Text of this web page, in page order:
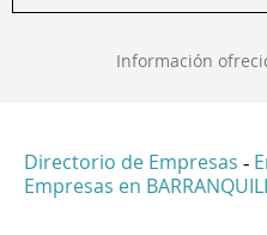
Información
Directorio de Empresas -
Empresas en